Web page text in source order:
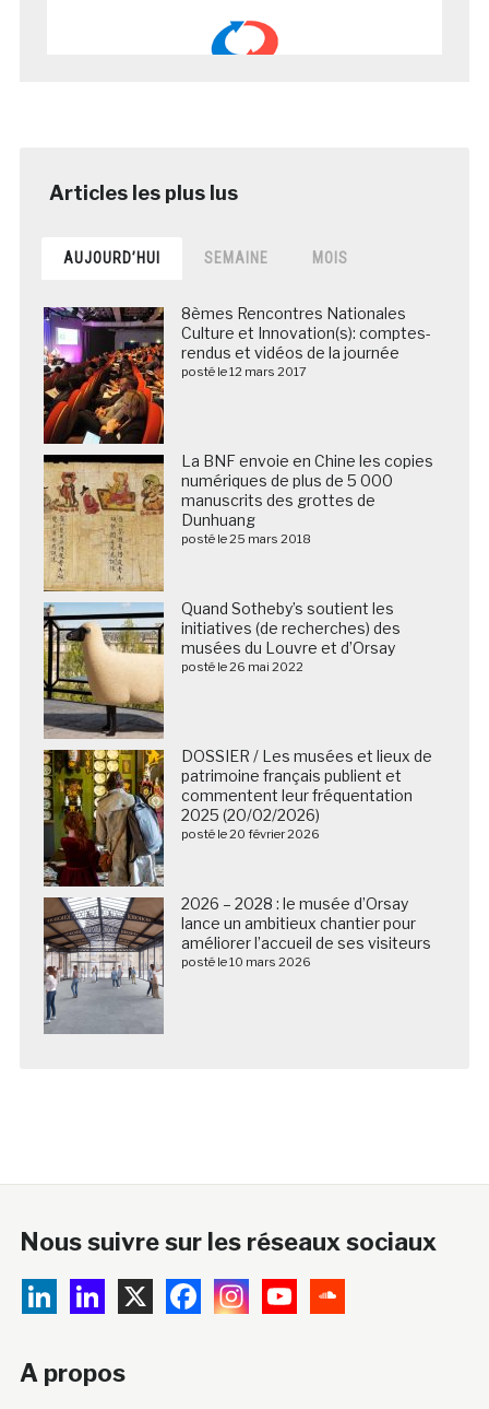
AUJOURD’HUI SEMAINE MOIS
8èmes Rencontres Nationales
Culture et Innovation(s): comptes-
rendus et vidéos de la journée
posté le 12 mars 2017
La BNF envoie en Chine les copies
numériques de plus de 5 000
manuscrits des grottes de
Dunhuang
posté le 25 mars 2018
Quand Sotheby’s soutient les
initiatives (de recherches) des
musées du Louvre et d’Orsay
posté le 26 mai 2022
DOSSIER / Les musées et lieux de
patrimoine français publient et
commentent leur fréquentation
2025 (20/02/2026)
posté le 20 février 2026
2026 – 2028 : le musée d’Orsay
lance un ambitieux chantier pour
améliorer l’accueil de ses visiteurs
posté le 10 mars 2026
Nous suivre sur les réseaux sociaux
A propos